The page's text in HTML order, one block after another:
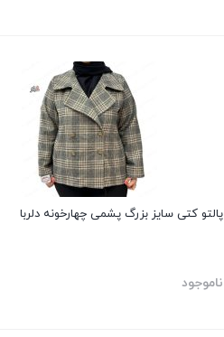
پالتو کتی سایز بزرگ پشمی چهارخونه دلربا
ناموجود